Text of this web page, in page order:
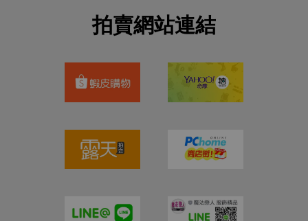
拍賣網站連結